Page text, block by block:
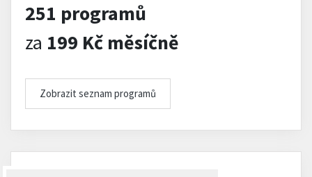
251 programů
za 199 Kč měsíčně
Zobrazit seznam programů